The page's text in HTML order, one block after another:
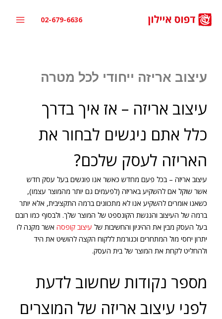
לתוכן
02-679-6636
עיצוב אריזה ייחודי לכל מטרה
עיצוב אריזה – אז איך בדרך
כלל אתם ניגשים לבחור את
האריזה לעסק שלכם?
עיצוב אריזה – בכל פעם מחדש כאשר אנו פוגשים בעל עסק חדש
אשר שוקל אם להשקיע באריזה (לפעמים גם יותר מהמוצר עצמו),
כשאנו אומרים להשקיע אנו לא מתכוונים ברמה התקציבית, אלא יותר
ברמה של העיצוב והנגשת הקונספט של המוצר שלך. ולבסוף כמו רובם
בעל העסק מבין את ההיגיון והחשיבות של עיצוב קופסה אשר מקנה לו
יתרון יחסי מול המתחרים וכגורמת ללקוח הקצה להושיט את היד
ולהחליט לקחת את המוצר של בית העסק.
מספר נקודות שחשוב לדעת
לפני עיצוב אריזה של המוצרים